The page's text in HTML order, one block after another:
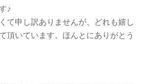
♪
て申し訳ありませんが、どれも嬉し
頂いています。ほんとにありがとう